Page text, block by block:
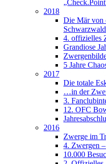
2018
Die Mär von
Schwarzwald
4. offizielles
Grandiose
5 Jahre
2017
Die totale
…in der
3.
12. OFC
2016
Zwerge im
4. Zwergen
10.000